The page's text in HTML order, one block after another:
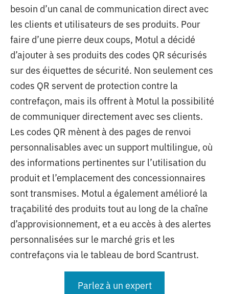
besoin d’un canal de communication direct avec
les clients et utilisateurs de ses produits. Pour
faire d’une pierre deux coups, Motul a décidé
d’ajouter à ses produits des codes QR sécurisés
sur des éiquettes de sécurité. Non seulement ces
codes QR servent de protection contre la
contrefaçon, mais ils offrent à Motul la possibilité
de communiquer directement avec ses clients.
Les codes QR mènent à des pages de renvoi
personnalisables avec un support multilingue, où
des informations pertinentes sur l’utilisation du
produit et l’emplacement des concessionnaires
sont transmises. Motul a également amélioré la
traçabilité des produits tout au long de la chaîne
d’approvisionnement, et a eu accès à des alertes
personnalisées sur le marché gris et les
contrefaçons via le tableau de bord Scantrust.
Parlez à un expert